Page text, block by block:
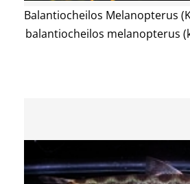
Balantiocheilos Melanopterus
balantiocheilos melanopterus